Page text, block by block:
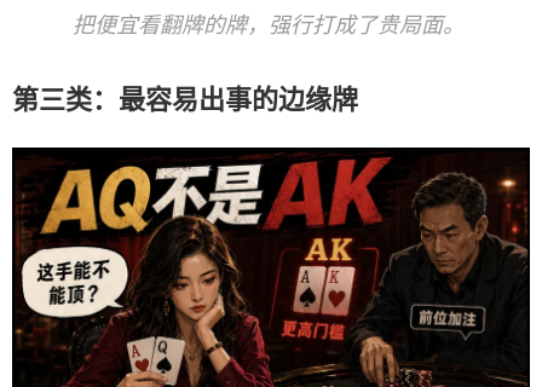
把便宜看翻牌的牌，强行打成了贵局面。
第三类：最容易出事的边缘牌